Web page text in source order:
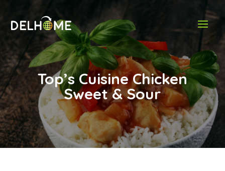
Top’s Cuisine Chicken
Sweet & Sour